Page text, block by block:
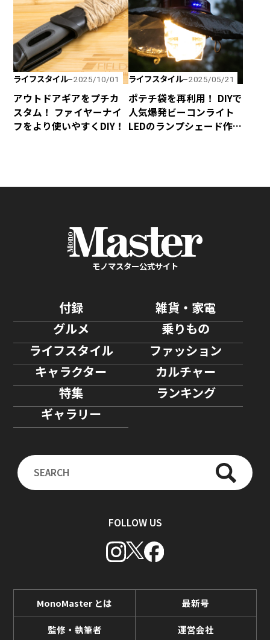
ライフスタイル 2025/10/01
アウトドアギアをプチカ
スタム！ ファイヤーナイ
フをより使いやすくDIY！
ライフスタイル 2025/05/21
ポテチ袋を再利用！ DIYで
人気爆発ビーコンライト
LEDのランプシェード作
モノマスター公式サイト
付録
雑貨・家電
グルメ
乗りもの
ライフスタイル
ファッション
キャラクター
カルチャー
特集
ランキング
ギャラリー
FOLLOW US
MonoMaster とは 最新号
監修・執筆者 運営会社